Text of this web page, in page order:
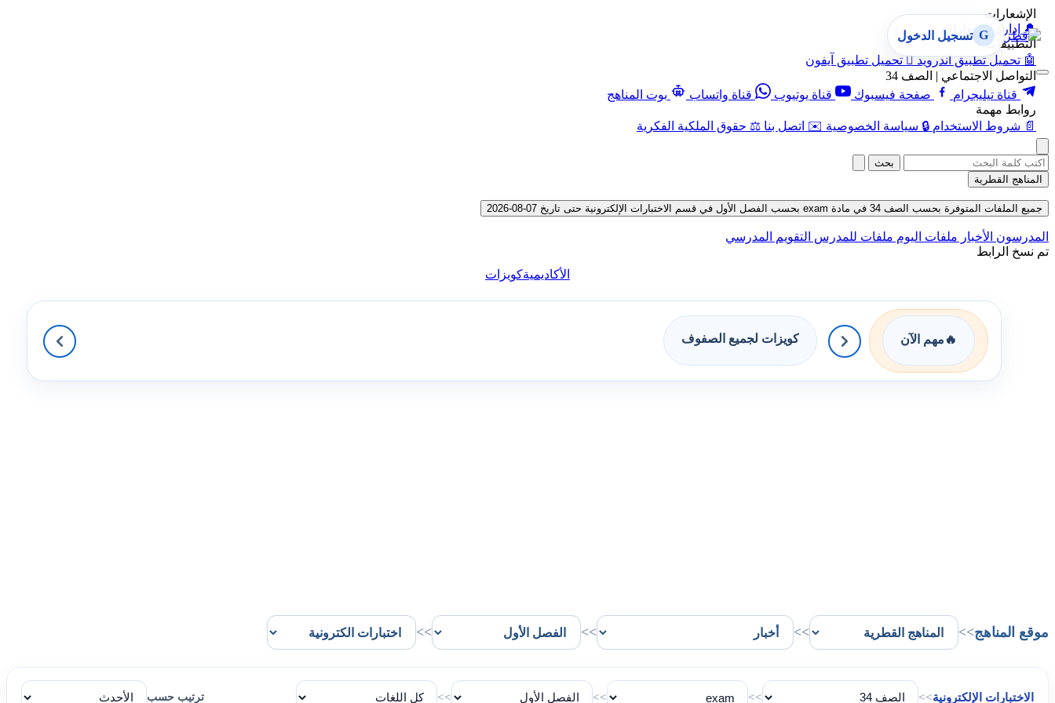
الإشعارات
🔔 إدارة الإشعارات
التطبيقات
🤖 تحميل تطبيق أندرويد  تحميل تطبيق آيفون
التواصل الاجتماعي | الصف 34
قناة تيليجرام
صفحة فيسبوك قناة يوتيوب قناة واتساب
بوت المناهج
روابط مهمة
📄 شروط الاستخدام 🔒 سياسة الخصوصية ✉️ اتصل بنا ⚖️ حقوق الملكية الفكرية
G تسجيل الدخول
بحث
المناهج القطرية
جميع الملفات المتوفرة بحسب الصف 34 في مادة exam بحسب الفصل الأول في قسم الاختبارات الإلكترونية حتى تاريخ 07-08-2026
المدرسون الأخبار ملفات اليوم ملفات للمدرس التقويم المدرسي
تم نسخ الرابط
الأكاديميةكويزات
🔥 مهم الآن كويزات لجميع الصفوف
موقع المناهج>>
>>
>>
>>
الاختبارات الإلكترونية>>
>>
>>
>> ترتيب حسب